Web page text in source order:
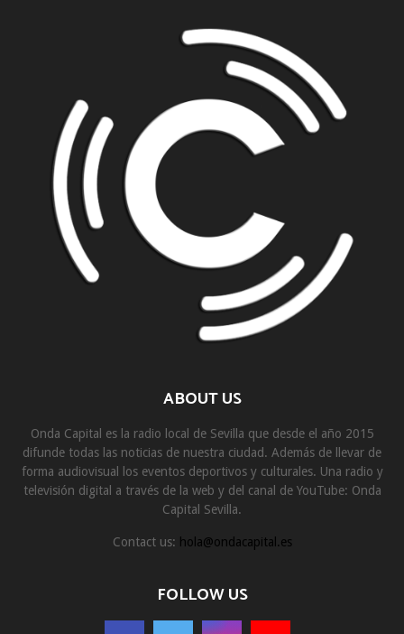
ABOUT US
Onda Capital es la radio local de Sevilla que desde el año 2015
difunde todas las noticias de nuestra ciudad. Además de llevar de
forma audiovisual los eventos deportivos y culturales. Una radio y
televisión digital a través de la web y del canal de YouTube: Onda
Capital Sevilla.
Contact us: hola@ondacapital.es
FOLLOW US